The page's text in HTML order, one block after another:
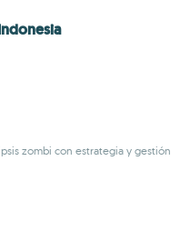
zombi con estrategia y gestión